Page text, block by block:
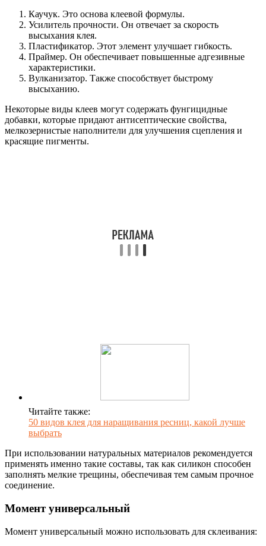
Каучук. Это основа клеевой формулы.
Усилитель прочности. Он отвечает за скорость
высыхания клея.
Пластификатор. Этот элемент улучшает гибкость.
Праймер. Он обеспечивает повышенные адгезивные
характеристики.
Вулканизатор. Также способствует быстрому
высыханию.
Некоторые виды клеев могут содержать фунгицидные
добавки, которые придают антисептические свойства,
мелкозернистые наполнители для улучшения сцепления и
красящие пигменты.
Читайте также:
50 видов клея для наращивания ресниц, какой лучше
выбрать
При использовании натуральных материалов рекомендуется
применять именно такие составы, так как силикон способен
заполнять мелкие трещины, обеспечивая тем самым прочное
соединение.
Момент универсальный
Момент универсальный можно использовать для склеивания: